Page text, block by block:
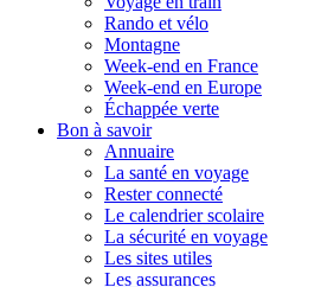
Rando et vélo
Montagne
Week-end en France
Week-end en Europe
Échappée verte
Bon à savoir
Annuaire
La santé en voyage
Rester connecté
Le calendrier scolaire
La sécurité en voyage
Les sites utiles
Les assurances